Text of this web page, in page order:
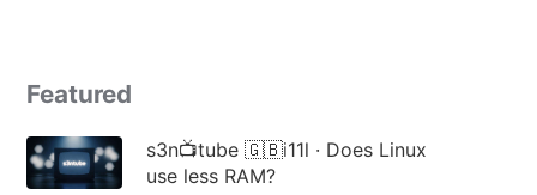
Featured
s3n📺tube 🇬🇧i11l · Does Linux
use less RAM?